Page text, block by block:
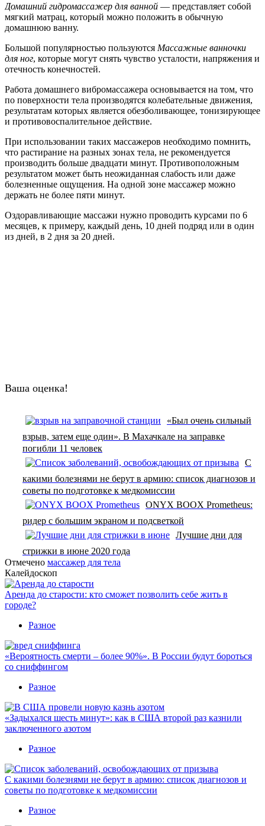
Домашний гидромассажер для ванной — представляет собой
мягкий матрац, который можно положить в обычную
домашнюю ванну.
Большой популярностью пользуются Массажные ванночки
для ног, которые могут снять чувство усталости, напряжения и
отечность конечностей.
Работа домашнего вибромассажера основывается на том, что
по поверхности тела производятся колебательные движения,
результатам которых является обезболивающее, тонизирующее
и противовоспалительное действие.
При использовании таких массажеров необходимо помнить,
что растирание на разных зонах тела, не рекомендуется
производить больше двадцати минут. Противоположным
результатом может быть неожиданная слабость или даже
болезненные ощущения. На одной зоне массажер можно
держать не более пяти минут.
Оздоравливающие массажи нужно проводить курсами по 6
месяцев, к примеру, каждый день, 10 дней подряд или в один
из дней, в 2 дня за 20 дней.
Ваша оценка!
«Был очень сильный
взрыв, затем еще один». В Махачкале на заправке
погибли 11 человек
С
какими болезнями не берут в армию: список диагнозов и
советы по подготовке к медкомиссии
ONYX BOOX Prometheus:
ридер с большим экраном и подсветкой
Лучшие дни для
стрижки в июне 2020 года
Отмечено мaссaжeр для тeлa
Калейдоскоп
Аренда до старости: кто сможет позволить себе жить в
городе?
Разное
«Вероятность смерти – более 90%». В России будут бороться
со сниффингом
Разное
«Задыхался шесть минут»: как в США второй раз казнили
заключенного азотом
Разное
С какими болезнями не берут в армию: список диагнозов и
советы по подготовке к медкомиссии
Разное